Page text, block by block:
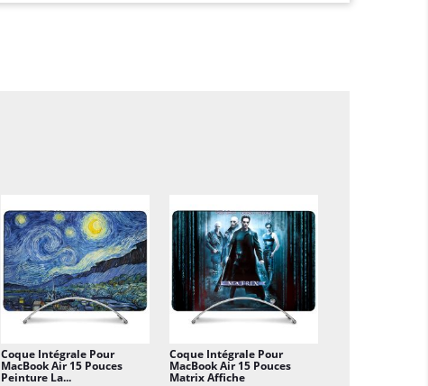
Coque Intégrale Pour
MacBook Air 15 Pouces
Peinture La...
Coque Intégrale Pour
MacBook Air 15 Pouces
Matrix Affiche